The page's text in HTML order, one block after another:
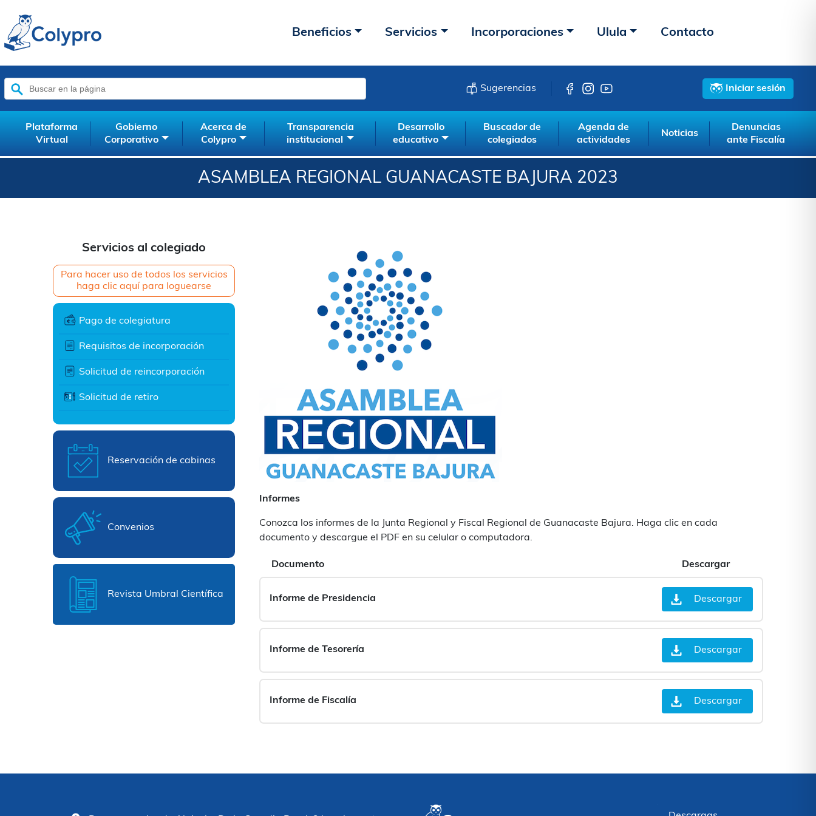
Beneficios Servicios Incorporaciones Ulula Contacto
Buscar:
Sugerencias Iniciar sesión
Plataforma
Virtual
Gobierno
Corporativo
Acerca de
Colypro
Transparencia
institucional
Desarrollo
educativo
Buscador de
colegiados
Agenda de
actividades
Noticias
Denuncias
ante Fiscalía
ASAMBLEA REGIONAL GUANACASTE BAJURA 2023
Servicios al colegiado
Para hacer uso de todos los servicios
haga clic aquí para loguearse
Pago de colegiatura
Requisitos de incorporación
Solicitud de reincorporación
Solicitud de retiro
Reservación de cabinas
Convenios
Revista Umbral Científica
Informes
Conozca los informes de la Junta Regional y Fiscal Regional de Guanacaste Bajura. Haga clic en cada
documento y descargue el PDF en su celular o computadora.
Documento Descargar
Informe de Presidencia Descargar
Informe de Tesorería Descargar
Informe de Fiscalía Descargar